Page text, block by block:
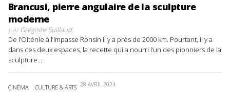
Brancusi, pierre angulaire de la sculpture
moderne
parGrégoire Suillaud
De l’Olténie à l’impasse Ronsin il y a près de 2000 km. Pourtant, il y a
dans ces deux espaces, la recette qui a nourri l’un des pionniers de la
sculpture...
CINÉMA CULTURE & ARTS 28 AVRIL 2024